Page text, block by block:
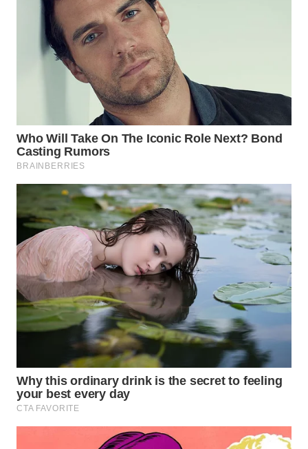
MADURA
WN
NATUNA
WN
WN
MANDALIKA
WN
LIKUPANG
WN
LABUANBAJO
WN
BORNEO
Media